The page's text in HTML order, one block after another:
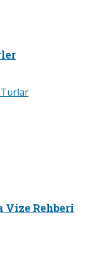
Vize Rehberi